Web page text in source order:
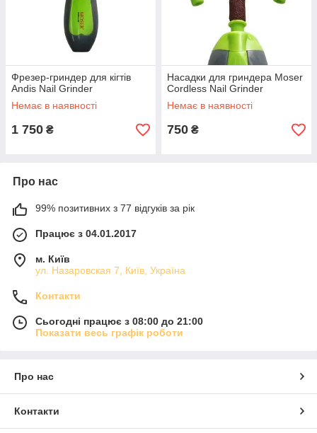
Фрезер-гриндер для кігтів
Andis Nail Grinder
Немає в наявності
1 750 ₴
Насадки для гриндера Moser
Cordless Nail Grinder
Немає в наявності
750 ₴
Про нас
99% позитивних з 77 відгуків за рік
Працює з 04.01.2017
м. Київ
ул. Назаровская 7, Київ, Україна
Контакти
Сьогодні працює з 08:00 до 21:00
Показати весь графік роботи
Про нас
Контакти